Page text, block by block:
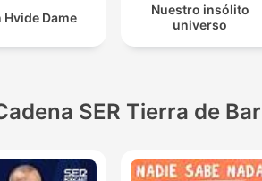
Hvide Dame
Nuestro insólito
universo
SER Tierra de